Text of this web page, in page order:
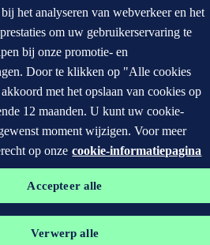
het analyseren van webverkeer en het
om uw gebruikerservaring te
bij onze promotie- en
Door te klikken op "Alle cookies
met het opslaan van cookies op
12 maanden. U kunt uw cookie-
moment wijzigen. Voor meer
op onze cookie-informatiepagina
Accepteer alle
Verwerp alle